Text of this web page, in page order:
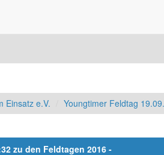
Einsatz e.V. Youngtimer Feldtag
zu den Feldtagen 2016 -